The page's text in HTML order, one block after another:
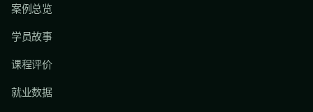
案例总览
学员故事
课程评价
就业数据